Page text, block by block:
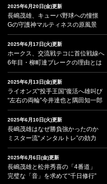
2025年6月20日(金)更新
長嶋茂雄、キューバ野球への憧憬
Gの守護神マルティネスの原風景
2025年6月17日(火)更新
ホークス、交流戦テコに首位戦線へ
6年目・柳町達ブレークの理由とは
2025年6月13日(金)更新
ライオンズ“投手王国”復活へ雄叫び
“左右の両輪”今井達也と隅田知一郎
2025年6月10日(火)更新
長嶋茂雄はなぜ勝負強かったのか
ミスター流“メンタルトレ”の効力
2025年6月6日(金)更新
長嶋茂雄と松井秀喜の「4番道」
完璧な「音」を求めて“千日修行”